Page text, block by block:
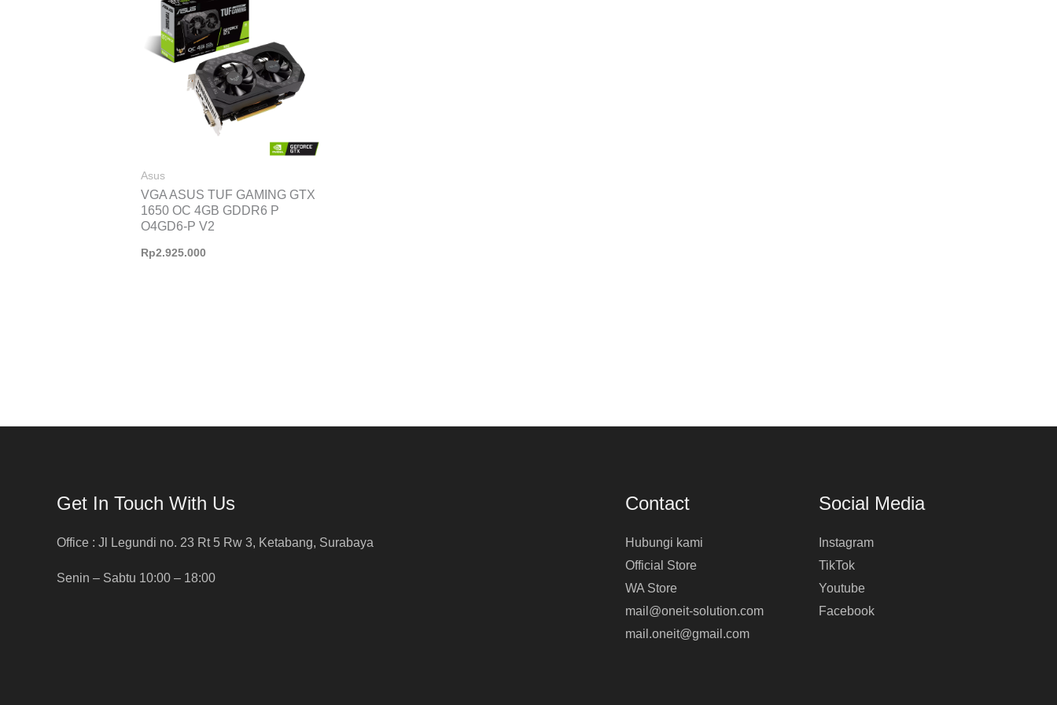
Asus
VGA ASUS TUF GAMING GTX
1650 OC 4GB GDDR6 P
O4GD6-P V2
Rp2.925.000
Get In Touch With Us
Office : Jl Legundi no. 23 Rt 5 Rw 3, Ketabang, Surabaya
Senin – Sabtu 10:00 – 18:00
Contact
Hubungi kami
Official Store
WA Store
mail@oneit-solution.com
mail.oneit@gmail.com
Social Media
Instagram
TikTok
Youtube
Facebook